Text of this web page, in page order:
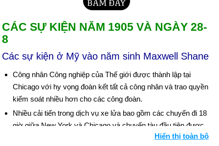
CÁC SỰ KIỆN NĂM 1905 VÀ NGÀY 28-
8
Các sự kiện ở Mỹ vào năm sinh Maxwell Shane
Công nhân Công nghiệp của Thế giới được thành lập tại
Chicago với hy vọng đoàn kết tất cả công nhân và trao quyền
kiểm soát nhiều hơn cho các công đoàn.
Nhiều cải tiến trong dịch vụ xe lửa bao gồm các chuyến đi 18
giờ giữa New York và Chicago và chuyến tàu đầu tiên được
Hiển thị toàn bộ